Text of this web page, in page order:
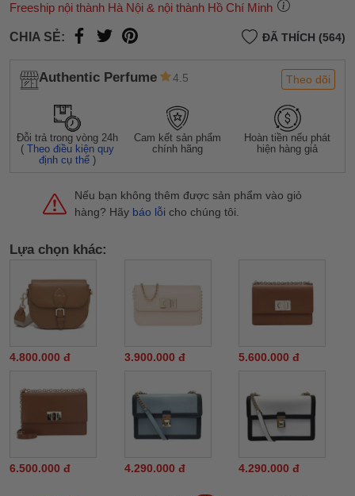
Freeship nội thành Hà Nội & nội thành Hồ Chí Minh
CHIA SẺ: ĐÃ THÍCH (564)
Authentic Perfume 4.5 Theo dõi
Đỗi trả trong vòng 24h
(Theo điều kiện quy
định cụ thể )
Cam kết sản phẩm
chính hãng
Hoàn tiền nếu phát
hiện hàng giả
Nếu bạn không thêm được sản phẩm vào giỏ
hàng? Hãy báo lỗi cho chúng tôi.
Lựa chọn khác:
4.800.000 đ 3.900.000 đ 5.600.000 đ
6.500.000 đ 4.290.000 đ 4.290.000 đ